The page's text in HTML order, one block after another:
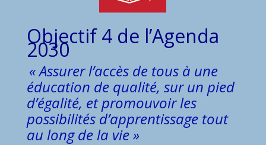
Objectif 4 de l’Agenda
2030
« Assurer l’accès de tous à une
éducation de qualité, sur un pied
d’égalité, et promouvoir les
possibilités d’apprentissage tout
au long de la vie »